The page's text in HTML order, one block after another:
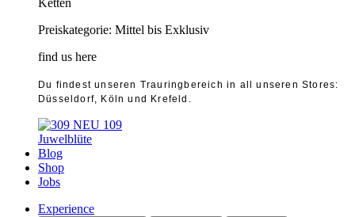
Ketten
Preiskategorie: Mittel bis Exklusiv
find us here
Du findest unseren Trauringbereich in all unseren Stores:
Düsseldorf, Köln und Krefeld.
Juwelblüte
Blog
Shop
Jobs
Experience